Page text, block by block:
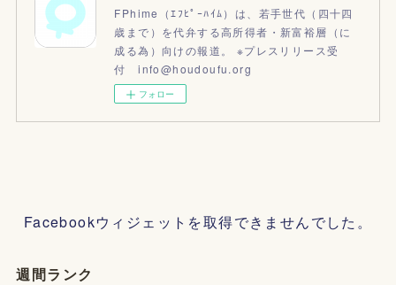
FPhime（ｴﾌﾋﾟｰﾊｲﾑ）は、若手世代（四十四
歳まで）を代弁する高所得者・新富裕層（に
成る為）向けの報道。 ※プレスリリース受
付 info@houdoufu.org
フォロー
Facebookウィジェットを取得できませんでした。
週間ランク